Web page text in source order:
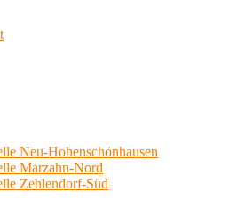
Neu-Hohenschönhausen
Marzahn-Nord
Zehlendorf-Süd